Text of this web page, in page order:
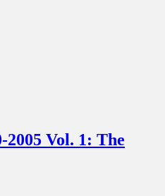
2005 Vol. 1: The